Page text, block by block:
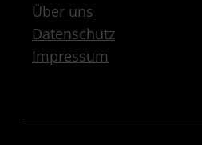
Über uns
Datenschutz
Impressum